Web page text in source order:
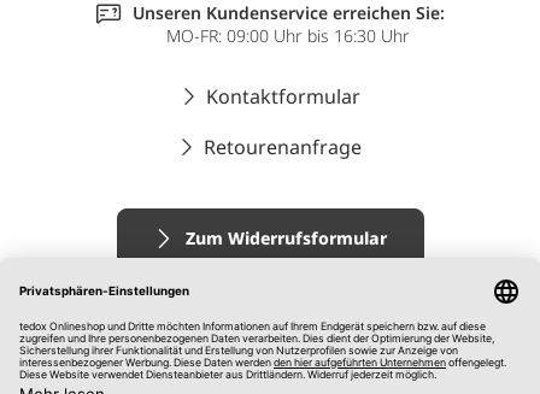
Unseren Kundenservice erreichen Sie:
MO-FR: 09:00 Uhr bis 16:30 Uhr
Kontaktformular
Retourenanfrage
Zum Widerrufsformular
Impressum
AGB